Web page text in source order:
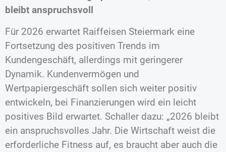
bleibt anspruchsvoll
Für 2026 erwartet Raiffeisen Steiermark eine
Fortsetzung des positiven Trends im
Kundengeschäft, allerdings mit geringerer
Dynamik. Kundenvermögen und
Wertpapiergeschäft sollen sich weiter positiv
entwickeln, bei Finanzierungen wird ein leicht
positives Bild erwartet. Schaller dazu: „2026 bleibt
ein anspruchsvolles Jahr. Die Wirtschaft weist die
erforderliche Fitness auf, es braucht aber auch die